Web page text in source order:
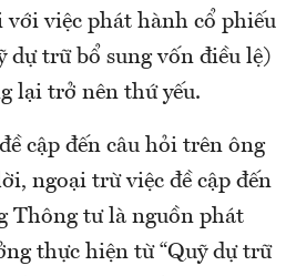
với việc phát hành cổ phiếu
dự trữ bổ sung vốn điều lệ)
lại trở nên thứ yếu.
cập đến câu hỏi trên ông
ngoại trừ việc đề cập đến
Thông tư là nguồn phát
thực hiện từ “Quỹ dự trữ